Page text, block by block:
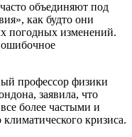
объединяют под
как будто они
погодных изменений.
профессор физики
заявила, что
более частыми и
кризиса.